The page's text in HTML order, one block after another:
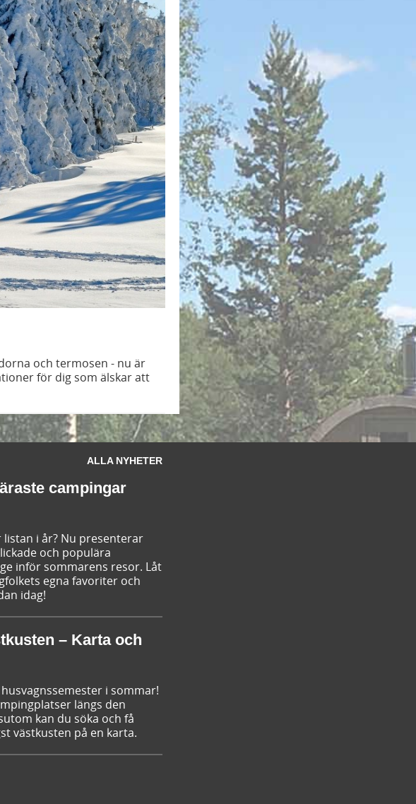
och termosen - nu är
för dig som älskar att
ALLA NYHETER
campingar
i år? Nu presenterar
och populära
inför sommarens resor. Låt
egna favoriter och
idag!
– Karta och
i sommar!
längs den
kan du söka och få
västkusten på en karta.